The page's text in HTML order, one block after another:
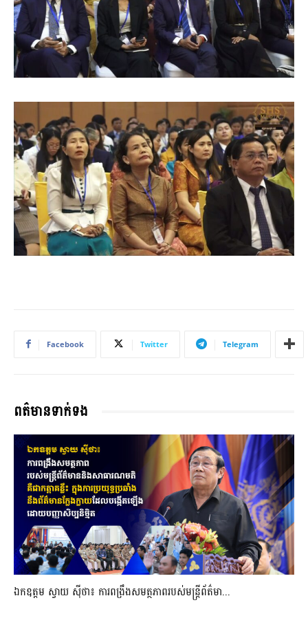
Facebook Twitter Telegram
ពត៌មានទាក់ទង
ឯកឧត្តម ស្វាយ ស៊ីថា៖ ការពង្រឹងសមត្ថភាពរបស់មន្ត្រីព័ត៌មា...